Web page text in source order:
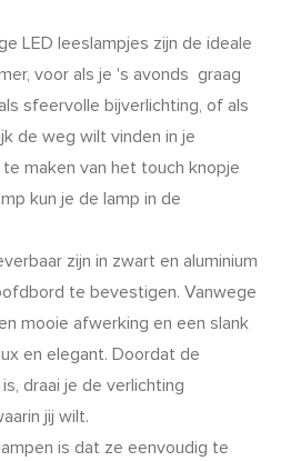
LED leeslampjes zijn de ideale
voor als je 's avonds graag
sfeervolle bijverlichting, of als
de weg wilt vinden in je
maken van het touch knopje
kun je de lamp in de
zijn in zwart en aluminium
te bevestigen. Vanwege
mooie afwerking en een slank
en elegant. Doordat de
draai je de verlichting
jij wilt.
is dat ze eenvoudig te